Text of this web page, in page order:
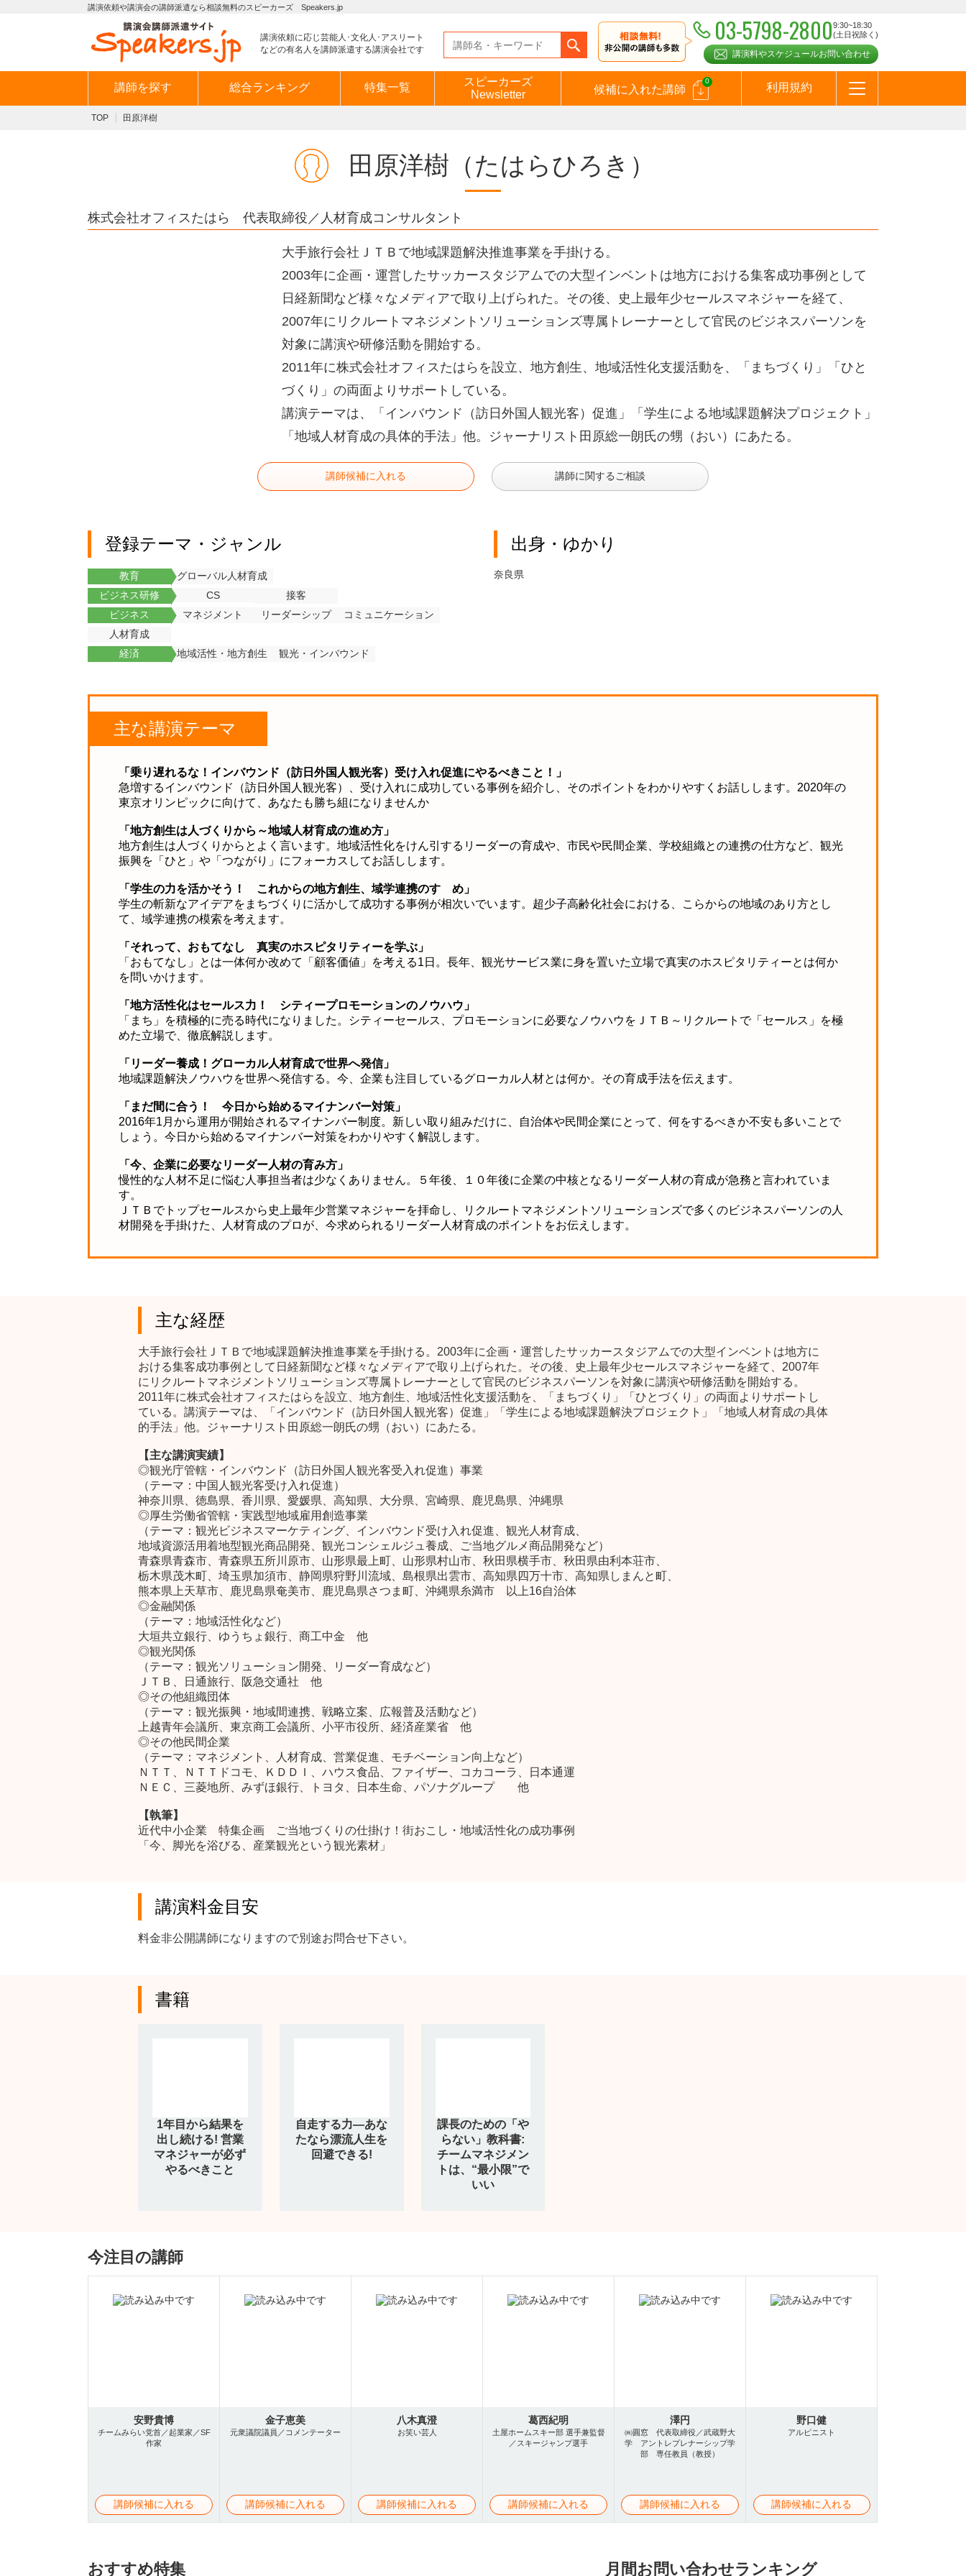
講演依頼や講演会の講師派遣なら相談無料のスピーカーズ Speakers.jp
講演依頼に応じ芸能人･文化人･アスリート
などの有名人を講師派遣する講演会社です
03-5798-28009:30~18:30
(土日祝除く)
講演料やスケジュールお問い合わせ
講師を探す 総合ランキング 特集一覧
スピーカーズ
Newsletter
候補に入れた講師
0
利用規約
TOP 田原洋樹
田原洋樹 （たはらひろき）
株式会社オフィスたはら 代表取締役／人材育成コンサルタント
大手旅行会社ＪＴＢで地域課題解決推進事業を手掛ける。
2003年に企画・運営したサッカースタジアムでの大型インベントは地方における集客成功事例として
日経新聞など様々なメディアで取り上げられた。その後、史上最年少セールスマネジャーを経て、
2007年にリクルートマネジメントソリューションズ専属トレーナーとして官民のビジネスパーソンを
対象に講演や研修活動を開始する。
2011年に株式会社オフィスたはらを設立、地方創生、地域活性化支援活動を、「まちづくり」「ひと
づくり」の両面よりサポートしている。
講演テーマは、「インバウンド（訪日外国人観光客）促進」「学生による地域課題解決プロジェクト」
「地域人材育成の具体的手法」他。ジャーナリスト田原総一朗氏の甥（おい）にあたる。
講師候補に入れる 講師に関するご相談
登録テーマ・ジャンル
教育
グローバル人材育成
ビジネス研修
CS
接客
ビジネス
マネジメント リーダーシップ
コミュニケーション
人材育成
経済
地域活性・地方創生 観光・インバウンド
出身・ゆかり
奈良県
主な講演テーマ
「乗り遅れるな！インバウンド（訪日外国人観光客）受け入れ促進にやるべきこと！」
急増するインバウンド（訪日外国人観光客）、受け入れに成功している事例を紹介し、 そのポイントをわかりやすくお話しします。 2020年の
東京オリンピックに向けて、あなたも勝ち組になりませんか
「地方創生は人づくりから～地域人材育成の進め方」
地方創生は人づくりからとよく言います。地域活性化をけん引するリーダーの育成や、 市民や民間企業、学校組織との連携の仕方など、観光
振興を「ひと」や「つながり」にフォーカスしてお話しします。
「学生の力を活かそう！ これからの地方創生、域学連携のすゝめ」
学生の斬新なアイデアをまちづくりに活かして成功する事例が相次いでいます。 超少子高齢化社会における、こらからの地域のあり方とし
て、域学連携の模索を考えます。
「それって、おもてなし 真実のホスピタリティーを学ぶ」
「おもてなし」とは一体何か改めて「顧客価値」を考える1日。 長年、観光サービス業に身を置いた立場で真実のホスピタリティーとは何か
を問いかけます。
「地方活性化はセールス力！ シティープロモーションのノウハウ」
「まち」を積極的に売る時代になりました。シティーセールス、プロモーションに必要なノウハウを ＪＴＢ～リクルートで「セールス」を極
めた立場で、徹底解説します。
「リーダー養成！グローカル人材育成で世界へ発信」
地域課題解決ノウハウを世界へ発信する。今、企業も注目しているグローカル人材とは何か。 その育成手法を伝えます。
「まだ間に合う！ 今日から始めるマイナンバー対策」
2016年1月から運用が開始されるマイナンバー制度。新しい取り組みだけに、
自治体や民間企業にとって、何をするべきか不安も多いことで
しょう。 今日から始めるマイナンバー対策をわかりやすく解説します。
「今、企業に必要なリーダー人材の育み方」
慢性的な人材不足に悩む人事担当者は少なくありません。５年後、１０年後に企業の中核となる リーダー人材の育成が急務と言われていま
す。
ＪＴＢでトップセールスから史上最年少営業マネジャーを拝命し、リクルートマネジメントソリューションズで多くのビジネスパーソンの人
材開発を手掛けた、人材育成のプロが、今求められる リーダー人材育成のポイントをお伝えします。
主な経歴
大手旅行会社ＪＴＢで地域課題解決推進事業を手掛ける。2003年に企画・運営したサッカースタジアムでの大型インベントは地方に
おける集客成功事例として日経新聞など様々なメディアで取り上げられた。その後、史上最年少セールスマネジャーを経て、2007年
にリクルートマネジメントソリューションズ専属トレーナーとして官民のビジネスパーソンを対象に講演や研修活動を開始する。
2011年に株式会社オフィスたはらを設立、地方創生、地域活性化支援活動を、「まちづくり」「ひとづくり」の両面よりサポートし
ている。講演テーマは、「インバウンド（訪日外国人観光客）促進」「学生による地域課題解決プロジェクト」「地域人材育成の具体
的手法」他。ジャーナリスト田原総一朗氏の甥（おい）にあたる。
【主な講演実績】
◎観光庁管轄・インバウンド（訪日外国人観光客受入れ促進）事業
（テーマ：中国人観光客受け入れ促進）
神奈川県、徳島県、香川県、愛媛県、高知県、大分県、宮崎県、鹿児島県、沖縄県
◎厚生労働省管轄・実践型地域雇用創造事業
（テーマ：観光ビジネスマーケティング、インバウンド受け入れ促進、観光人材育成、
地域資源活用着地型観光商品開発、観光コンシェルジュ養成、ご当地グルメ商品開発など）
青森県青森市、青森県五所川原市、山形県最上町、山形県村山市、秋田県横手市、秋田県由利本荘市、
栃木県茂木町、埼玉県加須市、静岡県狩野川流域、島根県出雲市、高知県四万十市、高知県しまんと町、
熊本県上天草市、鹿児島県奄美市、鹿児島県さつま町、沖縄県糸満市 以上16自治体
◎金融関係
（テーマ：地域活性化など）
大垣共立銀行、ゆうちょ銀行、商工中金 他
◎観光関係
（テーマ：観光ソリューション開発、リーダー育成など）
ＪＴＢ、日通旅行、阪急交通社 他
◎その他組織団体
（テーマ：観光振興・地域間連携、戦略立案、広報普及活動など）
上越青年会議所、東京商工会議所、小平市役所、経済産業省 他
◎その他民間企業
（テーマ：マネジメント、人材育成、営業促進、モチベーション向上など）
ＮＴＴ、ＮＴＴドコモ、ＫＤＤＩ、ハウス食品、ファイザー、コカコーラ、日本通運
ＮＥＣ、三菱地所、みずほ銀行、トヨタ、日本生命、パソナグループ 他
【執筆】
近代中小企業 特集企画 ご当地づくりの仕掛け！街おこし・地域活性化の成功事例
「今、脚光を浴びる、産業観光という観光素材」
講演料金目安
料金非公開講師になりますので別途お問合せ下さい。
書籍
1年目から結果を
出し続ける! 営業
マネジャーが必ず
やるべきこと
自走する力―あな
たなら漂流人生を
回避できる!
課長のための「や
らない」教科書:
チームマネジメン
トは、“最小限”で
いい
今注目の講師
安野貴博
チームみらい党首／起業家／SF
作家
講師候補に入れる
金子恵美
元衆議院議員／コメンテーター
講師候補に入れる
八木真澄
お笑い芸人
講師候補に入れる
葛西紀明
土屋ホームスキー部 選手兼監督
／スキージャンプ選手
講師候補に入れる
澤円
㈱圓窓 代表取締役／武蔵野大
学 アントレプレナーシップ学
部 専任教員（教授）
講師候補に入れる
野口健
アルピニスト
講師候補に入れる
おすすめ特集 月間お問い合わせランキング